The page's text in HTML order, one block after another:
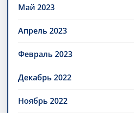
Май 2023
Апрель 2023
Февраль 2023
Декабрь 2022
Ноябрь 2022